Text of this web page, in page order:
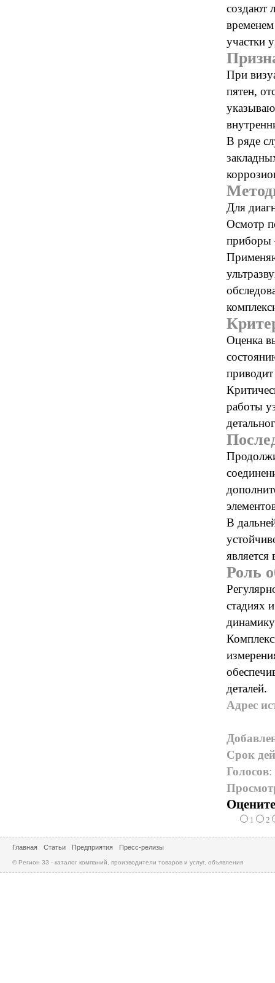
создают
участки
При
пятен,
В ряде
Для
Осмотр
приборы
Оценка
работы
В
Роль
стадиях
деталей.
Адрес
Срок
Голосов:
1 2
Главная Статьи Предприятия Пресс-релизы
© Регион 33 - каталог компаний, производители товаров и услуг, объявления